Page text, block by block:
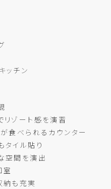
ッチン
リゾート感を演習
食べられるカウンター
タイル貼り
空間を演出
室
納も充実